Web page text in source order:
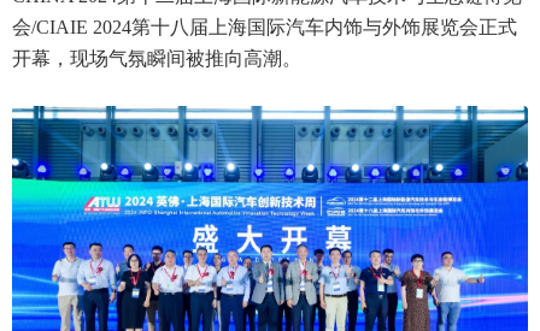
会/CIAIE 2024第十八届上海国际汽车内饰与外饰展览会正式
开幕，现场气氛瞬间被推向高潮。